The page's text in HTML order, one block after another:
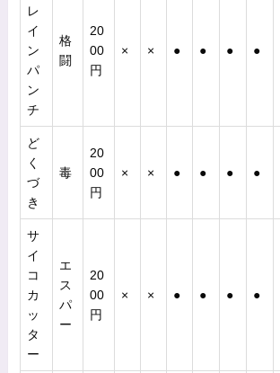
レ
イ
ン
パ
ン
チ
格
闘
20
00
円
× × ● ● ● ●
ど
く
づ
き
毒
20
00
円
× × ● ● ● ●
サ
イ
コ
カ
ッ
タ
ー
エ
ス
パ
ー
20
00
円
× × ● ● ● ●